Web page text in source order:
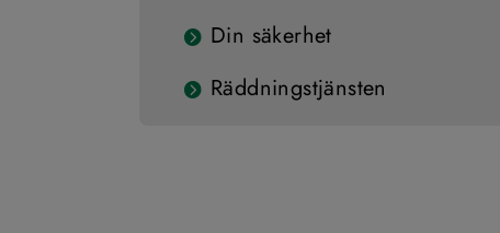
Din säkerhet
Räddningstjänsten